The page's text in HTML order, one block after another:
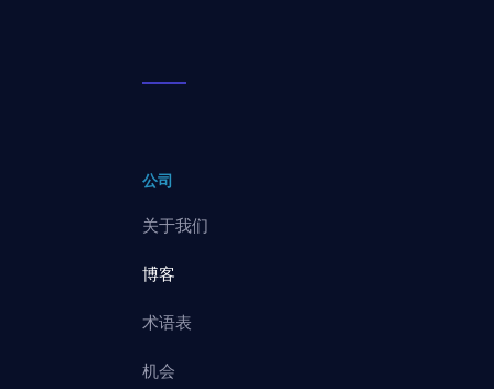
公司
关于我们
博客
术语表
机会